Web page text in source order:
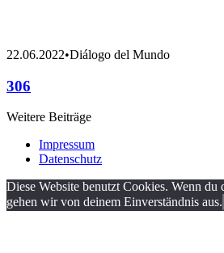
22.06.2022•Diálogo del Mundo
306
Weitere Beiträge
Impressum
Datenschutz
Diese Website benutzt Cookies. Wenn du
gehen wir von deinem Einverständnis aus.